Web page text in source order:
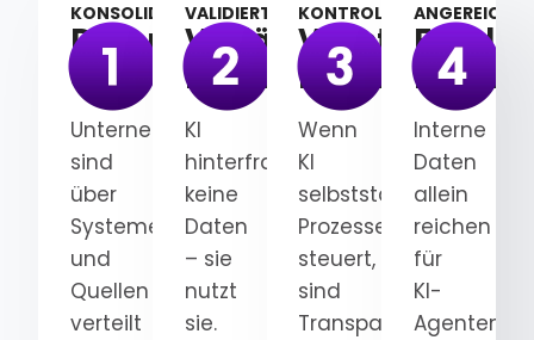
KONSOLIDIERT
Datensilos
auflösen
Unternehmensdaten
sind
über
Systeme
und
Quellen
verteilt
VALIDIERT
Verlässliche
Datenbasis
KI
hinterfragt
keine
Daten
– sie
nutzt
sie.
KONTROLLIERT
Vollständige
Wenn
KI
selbstständig
Prozesse
steuert,
sind
Transparenz
Interne
Daten
allein
reichen
für
KI-
Agenten